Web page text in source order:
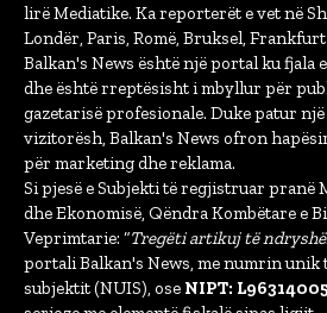
lirë Mediatike. Ka reporterët e vet në
Londër, Paris, Romë, Bruksel,
Balkan's News është një portal ku fjala
dhe është rreptësisht i mbyllur për
gazetarisë profesionale. Duke patur
vizitorësh, Balkan's News ofron
për marketing dhe reklama.
Si pjesë e Subjekti të regjistruar pranë
dhe Ekonomisë, Qëndra Kombëtare e
Veprimtarie: “Tregëti artikuj të
portali Balkan's News, me numrin
subjektit (NUIS), ose NIPT: